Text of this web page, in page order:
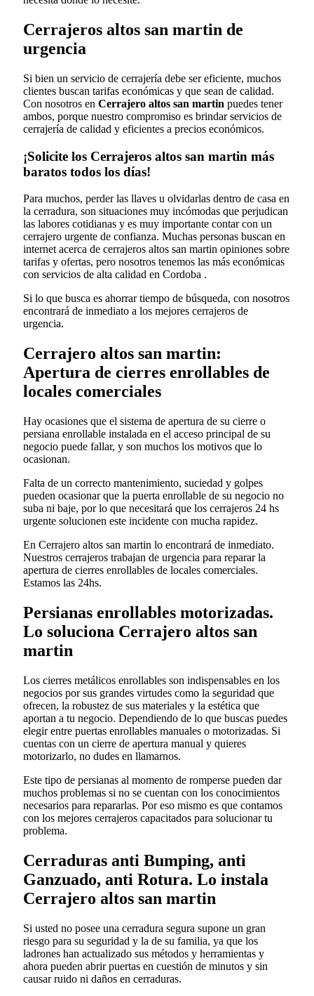
Cerrajeros altos san martin de
urgencia
Si bien un servicio de cerrajería debe ser eficiente, muchos
clientes buscan tarifas económicas y que sean de calidad.
Con nosotros en Cerrajero altos san martin puedes tener
ambos, porque nuestro compromiso es brindar servicios de
cerrajería de calidad y eficientes a precios económicos.
¡Solicite los Cerrajeros altos san martin más
baratos todos los días!
Para muchos, perder las llaves u olvidarlas dentro de casa en
la cerradura, son situaciones muy incómodas que perjudican
las labores cotidianas y es muy importante contar con un
cerrajero urgente de confianza. Muchas personas buscan en
internet acerca de cerrajeros altos san martin opiniones sobre
tarifas y ofertas, pero nosotros tenemos las más económicas
con servicios de alta calidad en Cordoba .
Si lo que busca es ahorrar tiempo de búsqueda, con nosotros
encontrará de inmediato a los mejores cerrajeros de
urgencia.
Cerrajero altos san martin:
Apertura de cierres enrollables de
locales comerciales
Hay ocasiones que el sistema de apertura de su cierre o
persiana enrollable instalada en el acceso principal de su
negocio puede fallar, y son muchos los motivos que lo
ocasionan.
Falta de un correcto mantenimiento, suciedad y golpes
pueden ocasionar que la puerta enrollable de su negocio no
suba ni baje, por lo que necesitará que los cerrajeros 24 hs
urgente solucionen este incidente con mucha rapidez.
En Cerrajero altos san martin lo encontrará de inmediato.
Nuestros cerrajeros trabajan de urgencia para reparar la
apertura de cierres enrollables de locales comerciales.
Estamos las 24hs.
Persianas enrollables motorizadas.
Lo soluciona Cerrajero altos san
martin
Los cierres metálicos enrollables son indispensables en los
negocios por sus grandes virtudes como la seguridad que
ofrecen, la robustez de sus materiales y la estética que
aportan a tu negocio. Dependiendo de lo que buscas puedes
elegir entre puertas enrollables manuales o motorizadas. Si
cuentas con un cierre de apertura manual y quieres
motorizarlo, no dudes en llamarnos.
Este tipo de persianas al momento de romperse pueden dar
muchos problemas si no se cuentan con los conocimientos
necesarios para repararlas. Por eso mismo es que contamos
con los mejores cerrajeros capacitados para solucionar tu
problema.
Cerraduras anti Bumping, anti
Ganzuado, anti Rotura. Lo instala
Cerrajero altos san martin
Si usted no posee una cerradura segura supone un gran
riesgo para su seguridad y la de su familia, ya que los
ladrones han actualizado sus métodos y herramientas y
ahora pueden abrir puertas en cuestión de minutos y sin
causar ruido ni daños en cerraduras.